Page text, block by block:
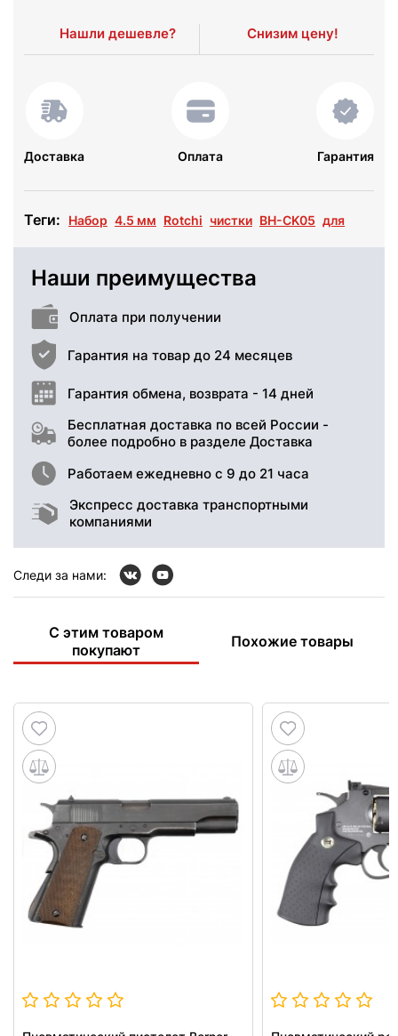
Нашли дешевле? Снизим цену!
Доставка Оплата Гарантия
Теги: Набор 4.5 мм Rotchi чистки BH-CK05 для
Наши преимущества
Оплата при получении
Гарантия на товар до 24 месяцев
Гарантия обмена, возврата - 14 дней
Бесплатная доставка по всей России -
более подробно в разделе Доставка
Работаем ежедневно с 9 до 21 часа
Экспресс доставка транспортными
компаниями
Следи за нами:
С этим товаром
покупают
Похожие товары